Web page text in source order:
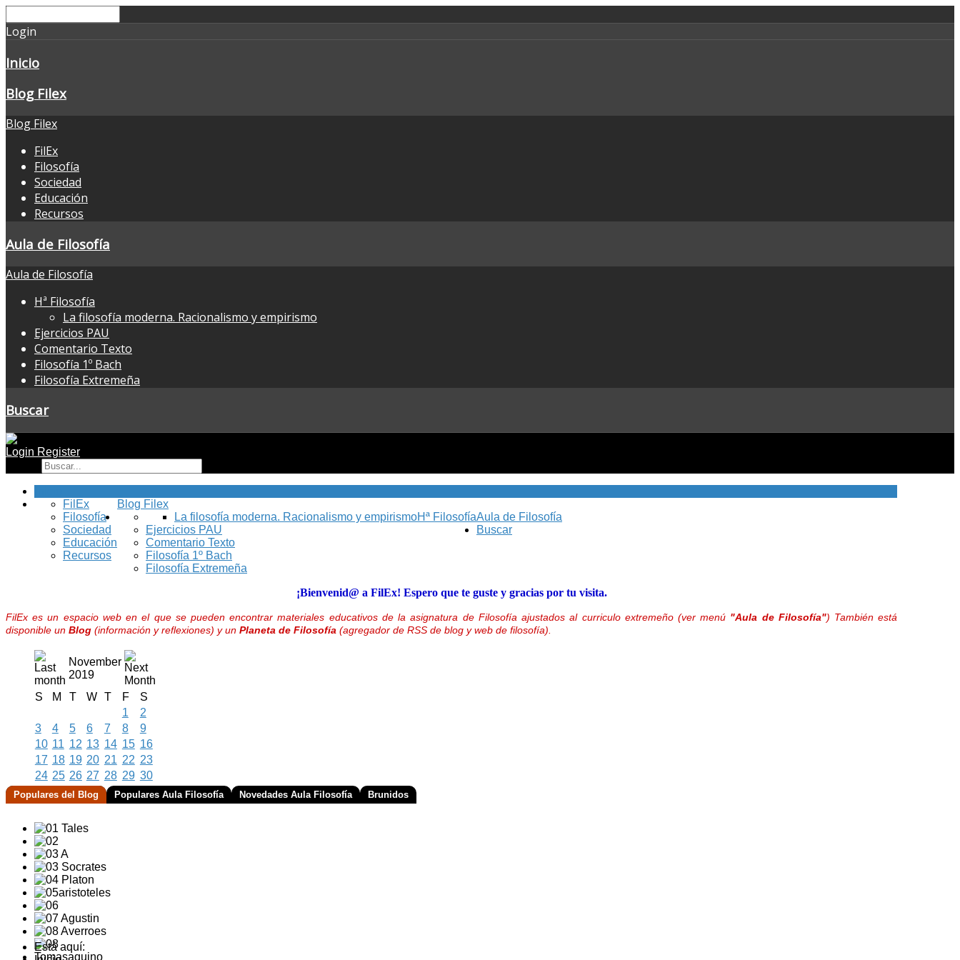
Login
Inicio
Blog Filex
Blog Filex
FilEx
Filosofía
Sociedad
Educación
Recursos
Aula de Filosofía
Aula de Filosofía
Hª Filosofía
La filosofía moderna. Racionalismo y empirismo
Ejercicios PAU
Comentario Texto
Filosofía 1º Bach
Filosofía Extremeña
Buscar
Login Register
Blog Filex
FilEx
Filosofía
Sociedad
Educación
Recursos
Aula de Filosofía
Hª Filosofía
La filosofía moderna. Racionalismo y empirismo
Ejercicios PAU
Comentario Texto
Filosofía 1º Bach
Filosofía Extremeña
Buscar
¡Bienvenid@ a FilEx! Espero que te guste y gracias por tu visita.
FilEx es un espacio web en el que se pueden encontrar materiales educativos de la asignatura de Filosofía ajustados al curriculo extremeño (ver menú "Aula de Filosofía") También está
disponible un Blog (información y reflexiones) y un Planeta de Filosofía (agregador de RSS de blog y web de filosofía).
November
2019
S
M T W T F
S
1
2
3
4 5 6 7 8
9
10 11 12 13 14 15 16
17 18 19 20 21 22 23
24 25 26 27 28 29 30
Populares del Blog Populares Aula Filosofía Novedades Aula Filosofía Brunidos
Está aquí: